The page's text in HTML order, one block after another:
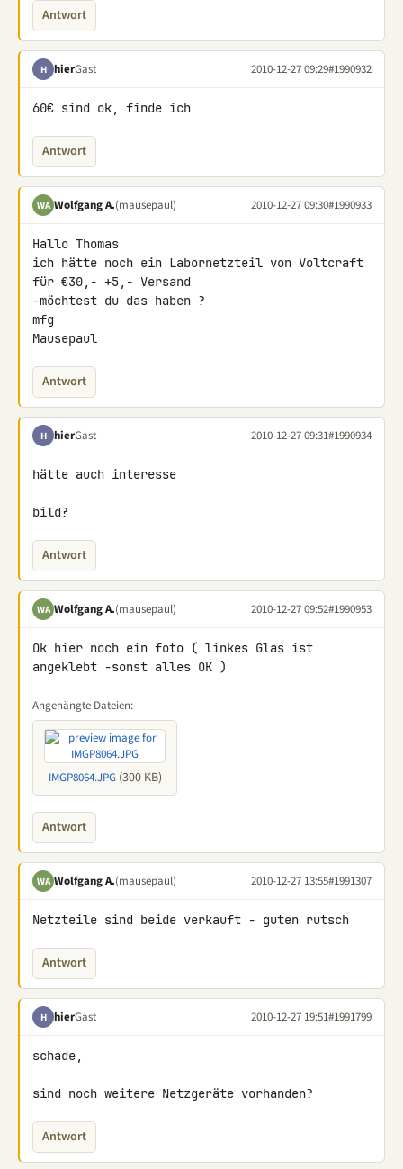
Antwort
H hierGast 2010-12-27 09:29#1990932
60€ sind ok, finde ich
Antwort
WA Wolfgang A.(mausepaul) 2010-12-27 09:30#1990933
Hallo Thomas
ich hätte noch ein Labornetzteil von Voltcraft
für €30,- +5,- Versand
-möchtest du das haben ?
mfg
Mausepaul
Antwort
H hierGast 2010-12-27 09:31#1990934
hätte auch interesse
bild?
Antwort
WA Wolfgang A.(mausepaul) 2010-12-27 09:52#1990953
Ok hier noch ein foto ( linkes Glas ist
angeklebt -sonst alles OK )
Angehängte Dateien:
IMGP8064.JPG(300 KB)
Antwort
WA Wolfgang A.(mausepaul) 2010-12-27 13:55#1991307
Netzteile sind beide verkauft - guten rutsch
Antwort
H hierGast 2010-12-27 19:51#1991799
schade,
sind noch weitere Netzgeräte vorhanden?
Antwort